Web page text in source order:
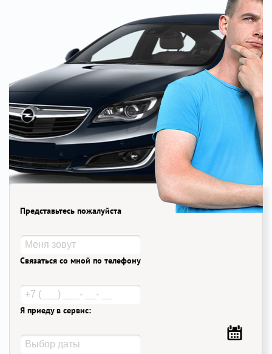
Представьтесь пожалуйста
Связаться со мной по телефону
Я приеду в сервис: